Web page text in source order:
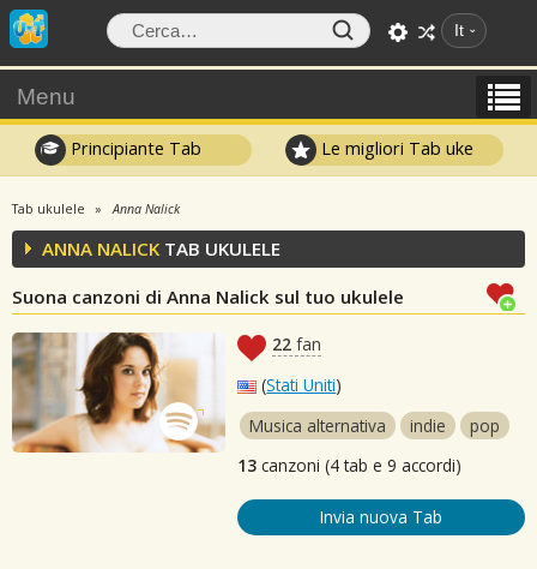
It
Menu
Principiante Tab Le migliori Tab uke
Tab ukulele Anna Nalick
ANNA NALICK TAB UKULELE
Suona canzoni di Anna Nalick sul tuo ukulele
22 fan
(Stati Uniti)
Musica alternativa
indie
pop
13 canzoni (4 tab e 9 accordi)
Invia nuova Tab